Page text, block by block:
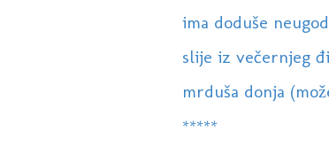
ima doduše
slije iz večernjeg
mrduša donja
*****